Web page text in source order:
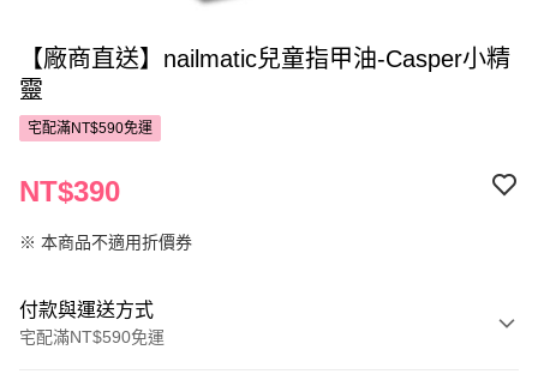
【廠商直送】nailmatic兒童指甲油-Casper小精
靈
宅配滿NT$590免運
NT$390
※ 本商品不適用折價券
付款與運送方式
宅配滿NT$590免運